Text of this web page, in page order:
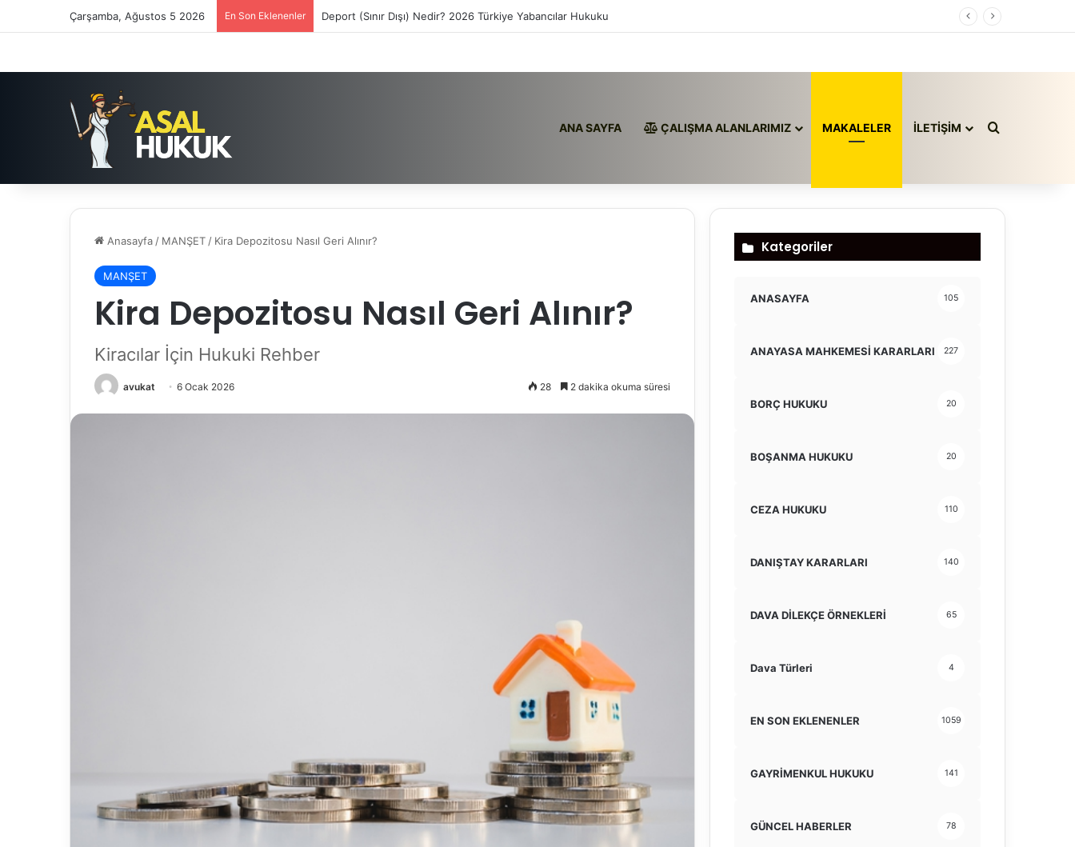
Çarşamba, Ağustos 5 2026 En Son Eklenenler Deport (Sınır Dışı) Nedir? 2026 Türkiye Yabancılar Hukuku
ANA SAYFA ÇALIŞMA ALANLARIMIZ MAKALELER İLETİŞİM Arama yap
Anasayfa / MANŞET / Kira Depozitosu Nasıl Geri Alınır?
MANŞET
Kira Depozitosu Nasıl Geri Alınır?
Kiracılar İçin Hukuki Rehber
avukat 6 Ocak 2026 28 2 dakika okuma süresi
Kategoriler
ANASAYFA 105
ANAYASA MAHKEMESİ KARARLARI 227
BORÇ HUKUKU 20
BOŞANMA HUKUKU 20
CEZA HUKUKU 110
DANIŞTAY KARARLARI 140
DAVA DİLEKÇE ÖRNEKLERİ 65
Dava Türleri 4
EN SON EKLENENLER 1059
GAYRİMENKUL HUKUKU 141
GÜNCEL HABERLER 78